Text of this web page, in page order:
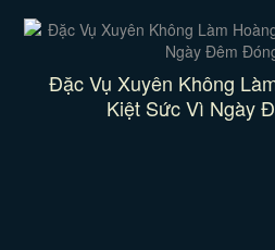
Đặc Vụ Xuyên Không
Kiệt Sức Vì Ngày